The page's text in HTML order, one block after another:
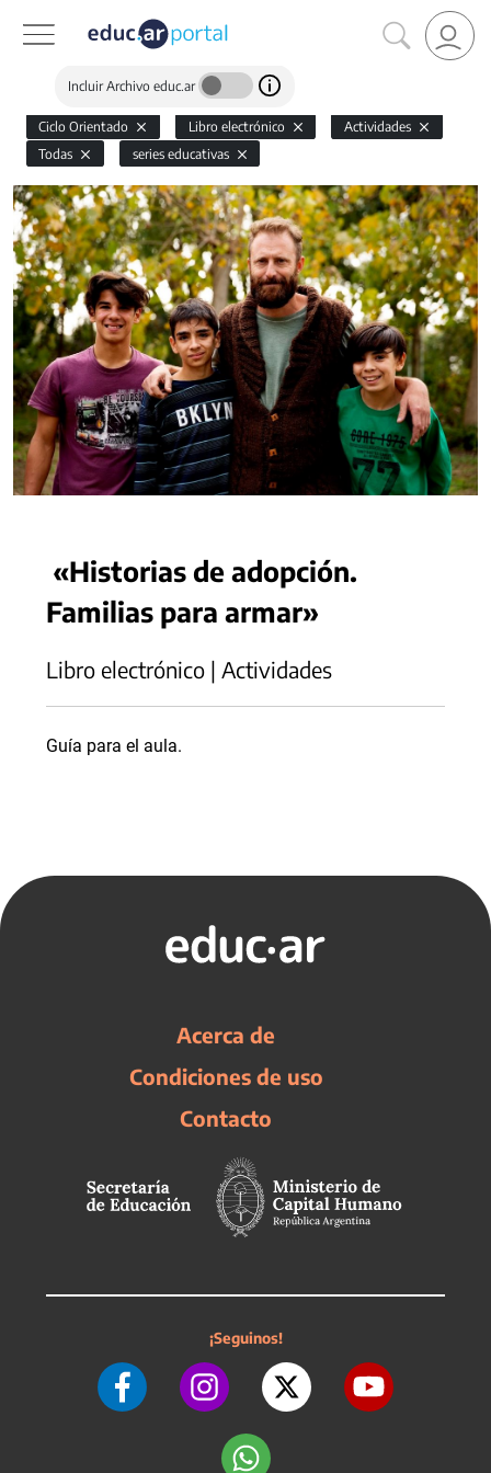
Incluir Archivo educ.ar
Ciclo Orientado Libro electrónico
Actividades
Todas
series educativas
«Historias de adopción.
Familias para armar»
Libro electrónico | Actividades
Guía para el aula.
Acerca de
Condiciones de uso
Contacto
¡Seguinos!